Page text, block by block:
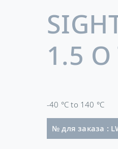
1.5
-40 °C to 140 °C
№ для заказа :